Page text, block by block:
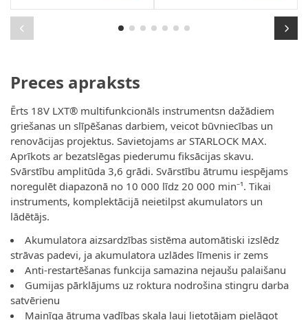
Preces apraksts
Ērts 18V LXT® multifunkcionāls instrumentsn dažādiem
griešanas un slīpēšanas darbiem, veicot būvniecības un
renovācijas projektus. Savietojams ar STARLOCK MAX.
Aprīkots ar bezatslēgas piederumu fiksācijas skavu.
Svārstību amplitūda 3,6 grādi. Svārstību ātrumu iespējams
noregulēt diapazonā no 10 000 līdz 20 000 min⁻¹. Tikai
instruments, komplektācijā neietilpst akumulators un
lādētājs.
Akumulatora aizsardzības sistēma automātiski izslēdz
strāvas padevi, ja akumulatora uzlādes līmenis ir zems
Anti-restartēšanas funkcija samazina nejaušu palaišanu
Gumijas pārklājums uz roktura nodrošina stingru darba
satvērienu
Mainīga ātruma vadības skala ļauj lietotājam pielāgot